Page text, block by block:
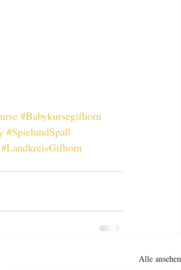
#Babykursegifhorn
#SpielundSpaß
#LandkreisGifhorn
Alle ansehen